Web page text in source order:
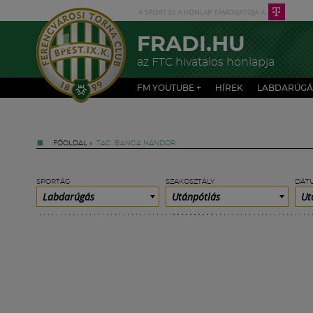
FRADI.HU
az FTC hivatalos honlapja
FM YOUTUBE + HÍREK
FŐOLDAL » TAG: BANGA NÁNDOR
SPORTÁG
Labdarúgás
SZAKOSZTÁLY
Utánpótlás